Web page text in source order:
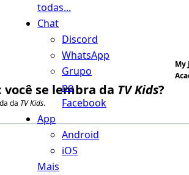
todas...
Chat
Discord
WhatsApp
Grupo
no
Facebook
App
Android
iOS
Mais
My
se lembra da TV Kids?
da TV Kids.